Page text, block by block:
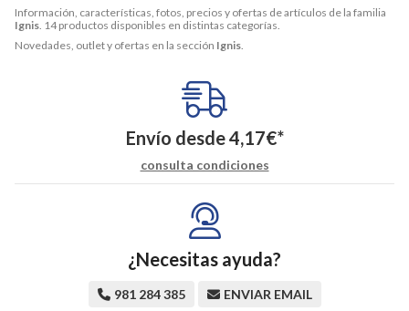
Información, características, fotos, precios y ofertas de artículos de la familia
Ignis. 14 productos disponibles en distintas categorías.
Novedades, outlet y ofertas en la sección Ignis.
Envío desde4,17€*
consulta condiciones
¿Necesitas ayuda?
981 284 385 ENVIAR EMAIL